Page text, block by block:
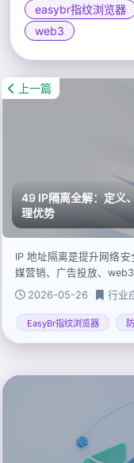
easybr指纹浏览器
web3
上一篇
49 IP隔离全解：定义
理优势
IP 地址隔离是提升网络
媒营销、广告投放、
户的 IP 地址，能够有效降
2026-05-26 行业
EasyBr指纹浏览器